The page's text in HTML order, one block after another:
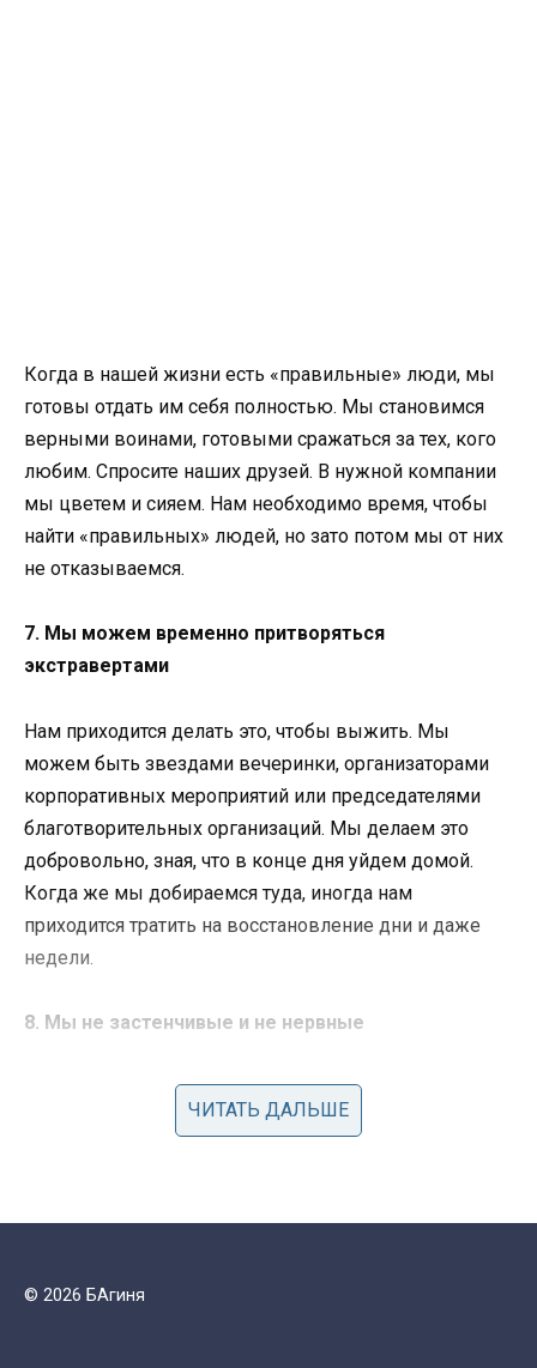
Когда в нашей жизни есть «правильные» люди, мы
готовы отдать им себя полностью. Мы становимся
верными воинами, готовыми сражаться за тех, кого
любим. Спросите наших друзей. В нужной компании
мы цветем и сияем. Нам необходимо время, чтобы
найти «правильных» людей, но зато потом мы от них
не отказываемся.
7. Мы можем временно притворяться
экстравертами
Нам приходится делать это, чтобы выжить. Мы
можем быть звездами вечеринки, организаторами
корпоративных мероприятий или председателями
благотворительных организаций. Мы делаем это
добровольно, зная, что в конце дня уйдем домой.
Когда же мы добираемся туда, иногда нам
приходится тратить на восстановление дни и даже
недели.
8. Мы не застенчивые и не нервные
Сначала может показаться, что так и есть. Но если вы
узнаете нас получше, то поймете, что мы можем и
ЧИТАТЬ ДАЛЬШЕ
© 2026 БАгиня